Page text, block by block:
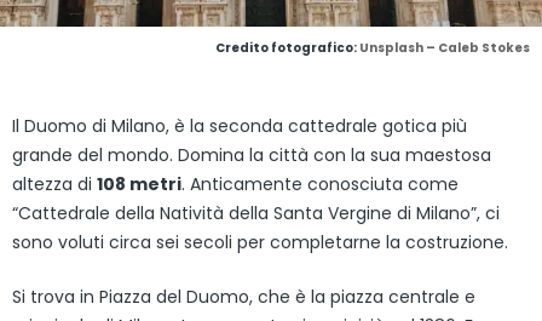
Credito fotografico: Unsplash – Caleb Stokes
Il Duomo di Milano, è la seconda cattedrale gotica più
grande del mondo. Domina la città con la sua maestosa
altezza di 108 metri. Anticamente conosciuta come
“Cattedrale della Natività della Santa Vergine di Milano”, ci
sono voluti circa sei secoli per completarne la costruzione.
Si trova in Piazza del Duomo, che è la piazza centrale e